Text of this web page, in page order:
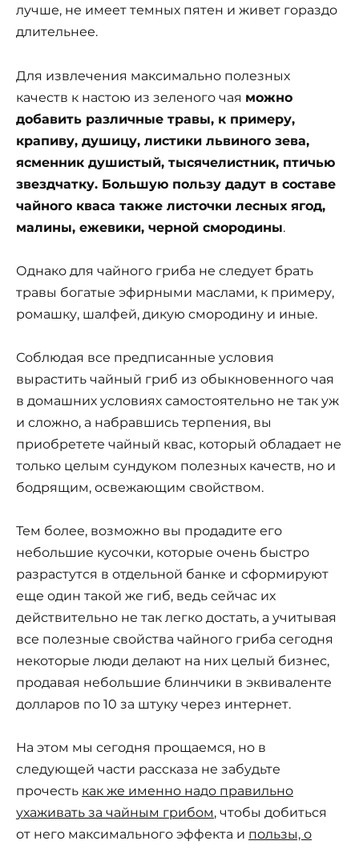
лучше, не имеет темных пятен и живет гораздо
длительнее.
Для извлечения максимально полезных
качеств к настою из зеленого чая можно
добавить различные травы, к примеру,
крапиву, душицу, листики львиного зева,
ясменник душистый, тысячелистник, птичью
звездчатку. Большую пользу дадут в составе
чайного кваса также листочки лесных ягод,
малины, ежевики, черной смородины.
Однако для чайного гриба не следует брать
травы богатые эфирными маслами, к примеру,
ромашку, шалфей, дикую смородину и иные.
Соблюдая все предписанные условия
вырастить чайный гриб из обыкновенного чая
в домашних условиях самостоятельно не так уж
и сложно, а набравшись терпения, вы
приобретете чайный квас, который обладает не
только целым сундуком полезных качеств, но и
бодрящим, освежающим свойством.
Тем более, возможно вы продадите его
небольшие кусочки, которые очень быстро
разрастутся в отдельной банке и сформируют
еще один такой же гиб, ведь сейчас их
действительно не так легко достать, а учитывая
все полезные свойства чайного гриба сегодня
некоторые люди делают на них целый бизнес,
продавая небольшие блинчики в эквиваленте
долларов по 10 за штуку через интернет.
На этом мы сегодня прощаемся, но в
следующей части рассказа не забудьте
прочесть как же именно надо правильно
ухаживать за чайным грибом, чтобы добиться
от него максимального эффекта и пользы, о